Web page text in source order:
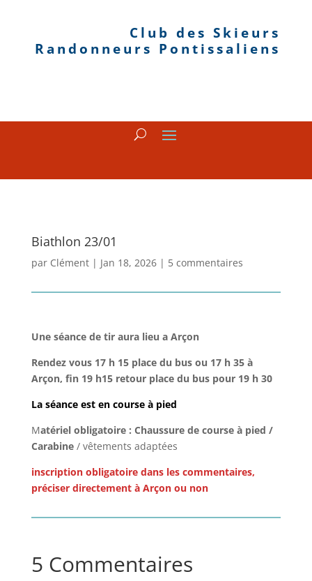
Club des Skieurs
Randonneurs Pontissaliens
Biathlon 23/01
par Clément| Jan 18, 2026| 5 commentaires
Une séance de tir aura lieu a Arçon
Rendez vous 17 h 15 place du bus ou 17 h 35 à
Arçon, fin 19 h15 retour place du bus pour 19 h 30
La séance est en course à pied
Matériel obligatoire : Chaussure de course à pied /
Carabine/ vêtements adaptées
inscription obligatoire dans les commentaires,
préciser directement à Arçon ou non
5 Commentaires